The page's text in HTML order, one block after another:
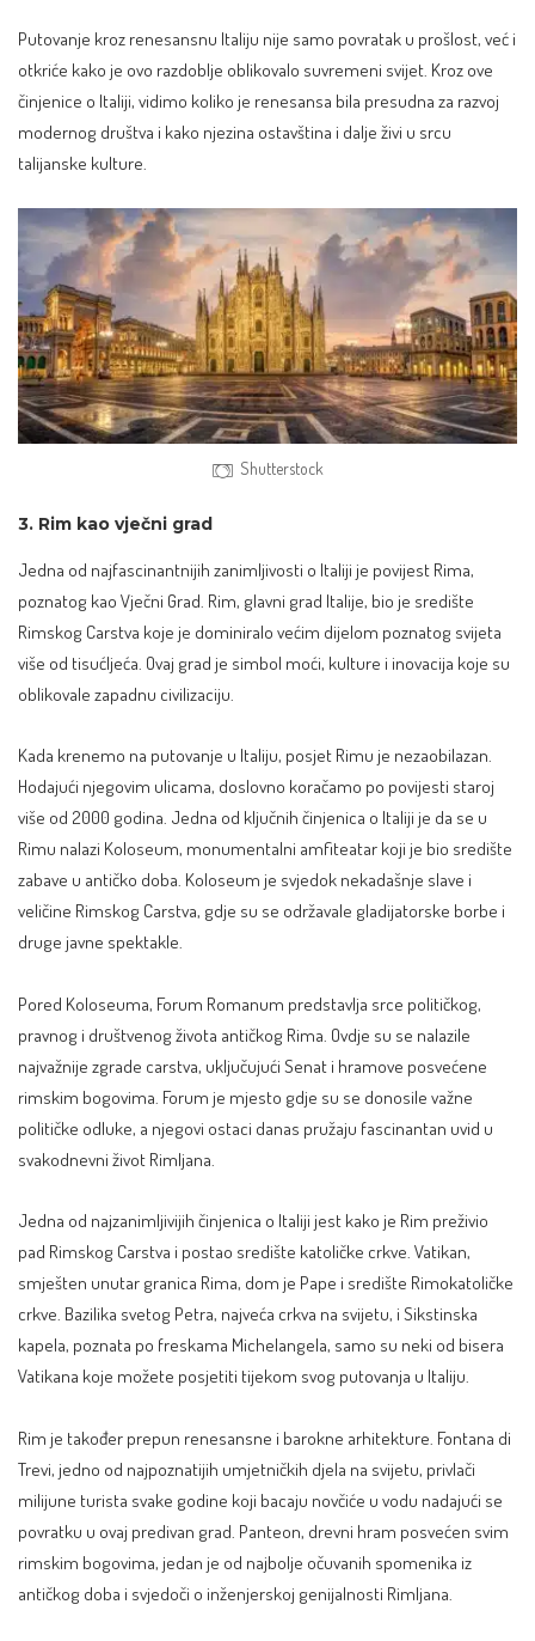
Putovanje kroz renesansnu Italiju nije samo povratak u prošlost, već i
otkriće kako je ovo razdoblje oblikovalo suvremeni svijet. Kroz ove
činjenice o Italiji, vidimo koliko je renesansa bila presudna za razvoj
modernog društva i kako njezina ostavština i dalje živi u srcu
talijanske kulture.
Shutterstock
3. Rim kao vječni grad
Jedna od najfascinantnijih zanimljivosti o Italiji je povijest Rima,
poznatog kao Vječni Grad. Rim, glavni grad Italije, bio je središte
Rimskog Carstva koje je dominiralo većim dijelom poznatog svijeta
više od tisućljeća. Ovaj grad je simbol moći, kulture i inovacija koje su
oblikovale zapadnu civilizaciju.
Kada krenemo na putovanje u Italiju, posjet Rimu je nezaobilazan.
Hodajući njegovim ulicama, doslovno koračamo po povijesti staroj
više od 2000 godina. Jedna od ključnih činjenica o Italiji je da se u
Rimu nalazi Koloseum, monumentalni amfiteatar koji je bio središte
zabave u antičko doba. Koloseum je svjedok nekadašnje slave i
veličine Rimskog Carstva, gdje su se održavale gladijatorske borbe i
druge javne spektakle.
Pored Koloseuma, Forum Romanum predstavlja srce političkog,
pravnog i društvenog života antičkog Rima. Ovdje su se nalazile
najvažnije zgrade carstva, uključujući Senat i hramove posvećene
rimskim bogovima. Forum je mjesto gdje su se donosile važne
političke odluke, a njegovi ostaci danas pružaju fascinantan uvid u
svakodnevni život Rimljana.
Jedna od najzanimljivijih činjenica o Italiji jest kako je Rim preživio
pad Rimskog Carstva i postao središte katoličke crkve. Vatikan,
smješten unutar granica Rima, dom je Pape i središte Rimokatoličke
crkve. Bazilika svetog Petra, najveća crkva na svijetu, i Sikstinska
kapela, poznata po freskama Michelangela, samo su neki od bisera
Vatikana koje možete posjetiti tijekom svog putovanja u Italiju.
Rim je također prepun renesansne i barokne arhitekture. Fontana di
Trevi, jedno od najpoznatijih umjetničkih djela na svijetu, privlači
milijune turista svake godine koji bacaju novčiće u vodu nadajući se
povratku u ovaj predivan grad. Panteon, drevni hram posvećen svim
rimskim bogovima, jedan je od najbolje očuvanih spomenika iz
antičkog doba i svjedoči o inženjerskoj genijalnosti Rimljana.